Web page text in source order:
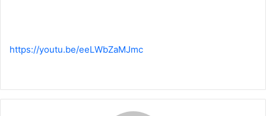
https://youtu.be/eeLWbZaMJmc